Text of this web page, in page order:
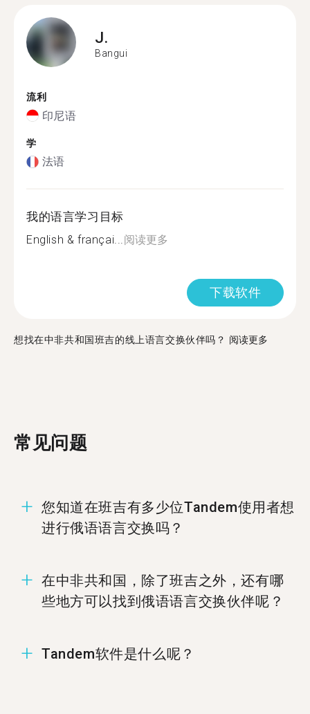
J.
Bangui
流利
印尼语
学
法语
我的语言学习目标
English & françai...阅读更多
下载软件
想找在中非共和国班吉的线上语言交换伙伴吗？ 阅读更多
常见问题
您知道在班吉有多少位Tandem使用者想
进行俄语语言交换吗？
在中非共和国，除了班吉之外，还有哪
些地方可以找到俄语语言交换伙伴呢？
%%randomCity%%，和%%randomCity%%找到俄
Tandem软件是什么呢？